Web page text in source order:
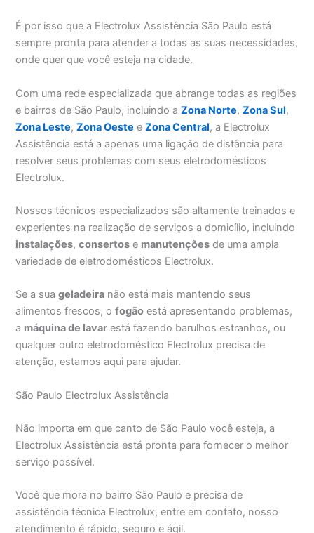
É por isso que a Electrolux Assistência São Paulo está
sempre pronta para atender a todas as suas necessidades,
onde quer que você esteja na cidade.
Com uma rede especializada que abrange todas as regiões
e bairros de São Paulo, incluindo aZona Norte,Zona Sul,
Zona Leste,Zona Oeste eZona Central, a Electrolux
Assistência está a apenas uma ligação de distância para
resolver seus problemas com seus eletrodomésticos
Electrolux.
Nossos técnicos especializados são altamente treinados e
experientes na realização de serviços a domicílio, incluindo
instalações,consertos e manutenções de uma ampla
variedade de eletrodomésticos Electrolux.
Se a suageladeira não está mais mantendo seus
alimentos frescos, ofogão está apresentando problemas,
a máquina de lavar está fazendo barulhos estranhos, ou
qualquer outro eletrodoméstico Electrolux precisa de
atenção, estamos aqui para ajudar.
São Paulo Electrolux Assistência
Não importa em que canto de São Paulo você esteja, a
Electrolux Assistência está pronta para fornecer o melhor
serviço possível.
Você que mora no bairro São Paulo e precisa de
assistência técnica Electrolux, entre em contato, nosso
atendimento é rápido, seguro e ágil.